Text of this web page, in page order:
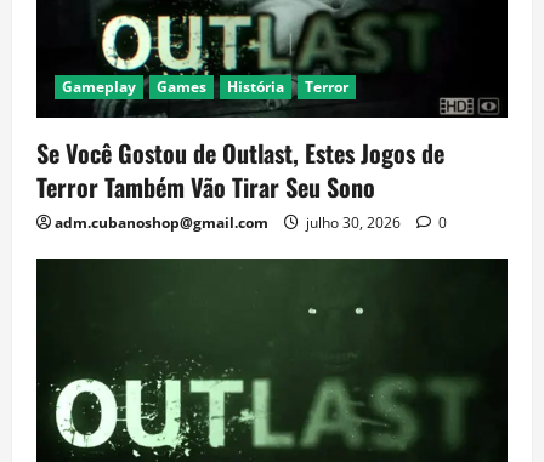
Gameplay Games História Terror
Se Você Gostou de Outlast, Estes Jogos de
Terror Também Vão Tirar Seu Sono
adm.cubanoshop@gmail.com julho 30, 2026 0